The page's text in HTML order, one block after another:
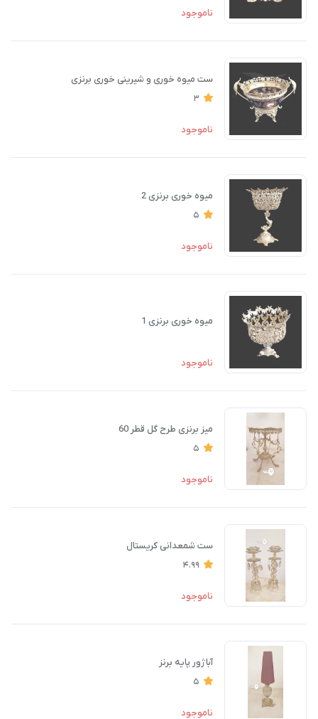
ناموجود
ست میوه خوری و شیرینی خوری برنزی
3
ناموجود
میوه خوری برنزی 2
5
ناموجود
میوه خوری برنزی 1
ناموجود
میز برنزی طرح گل قطر 60
5
ناموجود
ست شمعدانی کریستال
4.99
ناموجود
آباژور پایه برنز
5
ناموجود